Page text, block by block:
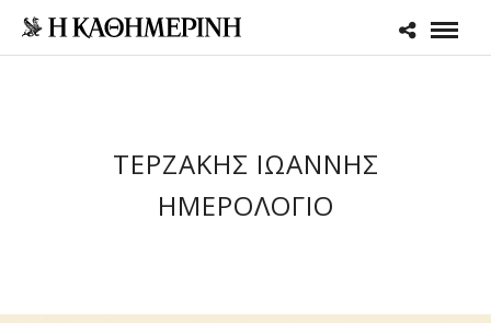
ΤΕΡΖΑΚΗΣ ΙΩΑΝΝΗΣ
ΗΜΕΡΟΛΌΓΙΟ